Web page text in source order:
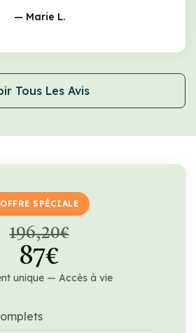
— Marie L.
Tous Les Avis
OFFRE SPÉCIALE
196,20€
87€
unique — Accès à vie